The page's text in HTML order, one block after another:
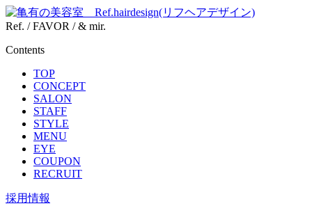
Ref. / FAVOR / & mir.
Contents
TOP
CONCEPT
SALON
STAFF
STYLE
MENU
EYE
COUPON
RECRUIT
採用情報